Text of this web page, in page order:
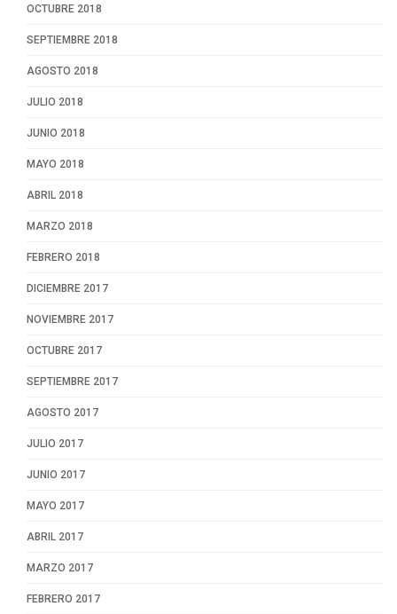
OCTUBRE 2018
SEPTIEMBRE 2018
AGOSTO 2018
JULIO 2018
JUNIO 2018
MAYO 2018
ABRIL 2018
MARZO 2018
FEBRERO 2018
DICIEMBRE 2017
NOVIEMBRE 2017
OCTUBRE 2017
SEPTIEMBRE 2017
AGOSTO 2017
JULIO 2017
JUNIO 2017
MAYO 2017
ABRIL 2017
MARZO 2017
FEBRERO 2017